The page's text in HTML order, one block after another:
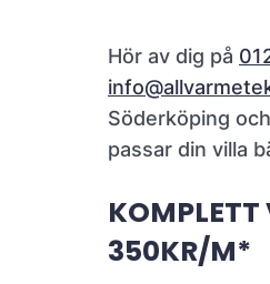
Hör av dig på
Söderköping
passar din villa
KOMPLETT
350KR/M*